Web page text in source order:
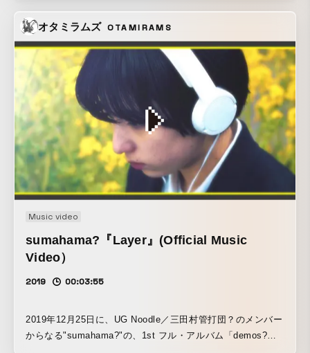
オタミラムズ OTAMIRAMS
Music video
sumahama?『Layer』(Official Music
Video）
2019 00:03:55
2019年12月25日に、UG Noodle／三田村管打団？のメンバー
からなる"sumahama?"の、1st フル・アルバム「demos?」